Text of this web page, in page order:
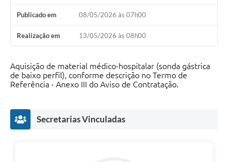
Publicado em 08/05/2026 às 07h00
Realização em 13/05/2026 às 08h00
Aquisição de material médico-hospitalar (sonda gástrica
de baixo perfil), conforme descrição no Termo de
Referência - Anexo III do Aviso de Contratação.
Secretarias Vinculadas